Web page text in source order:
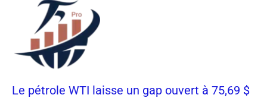
Le pétrole WTI laisse un gap ouvert à 75,69 $